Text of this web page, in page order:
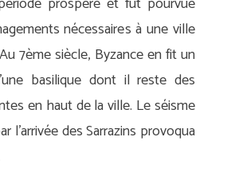
nécessaires à une ville
7ème siècle, Byzance en fit un
basilique dont il reste des
en haut de la ville. Le séisme
l’arrivée des Sarrazins provoqua